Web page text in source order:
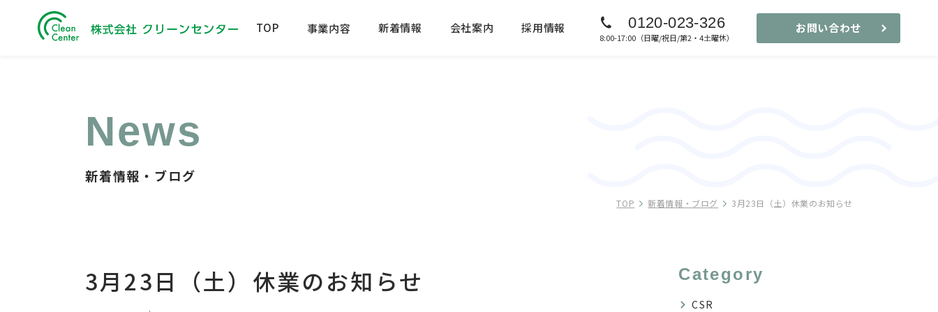
TOP 事業内容 新着情報 会社案内 採用情報 0120-023-326
8:00-17:00（日曜/祝日/第2・4土曜休）
お問い合わせ
News
新着情報・ブログ
TOP 新着情報・ブログ 3月23日（土）休業のお知らせ
3月23日（土）休業のお知らせ Category
CSR